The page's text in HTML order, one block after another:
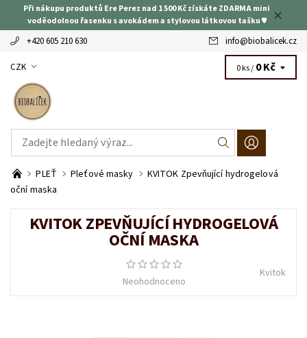
Při nákupu produktů Ere Perez nad 1 500 Kč získáte ZDARMA mini
voděodolnou řasenku s avokádem a stylovou látkovou tašku ♥
+420 605 210 630 info@biobalicek.cz
CZK 0 ks / 0 Kč
PLEŤ Pleťové masky
KVITOK Zpevňující hydrogelová
oční maska
KVITOK ZPEVŇUJÍCÍ HYDROGELOVÁ
OČNÍ MASKA
Neohodnoceno
Kvitok